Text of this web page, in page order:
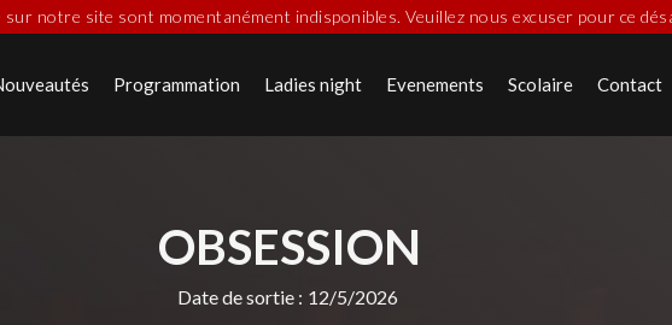
sur notre site sont momentanément indisponibles. Veuillez nous excuser pour ce
Programmation Ladies night Evenements Scolaire Contact
OBSESSION
Date de sortie : 12/5/2026